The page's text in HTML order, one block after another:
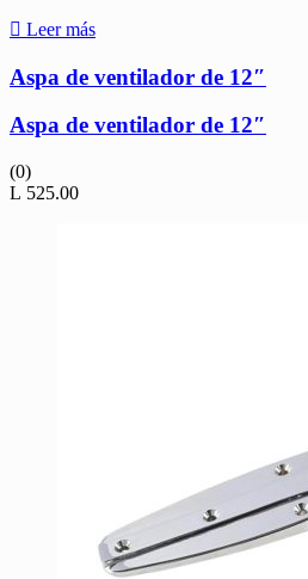
Leer más
Aspa de ventilador de 12″
Aspa de ventilador de 12″
(0)
L 525.00